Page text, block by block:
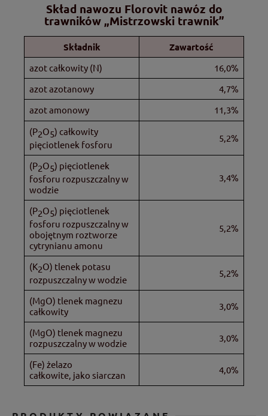
Skład nawozu Florovit nawóz do
trawników „Mistrzowski trawnik”
Składnik Zawartość
azot całkowity (N)
16,0%
azot azotanowy
4,7%
azot amonowy
11,3%
(P2O5) całkowity
pięciotlenek fosforu
5,2%
(P2O5) pięciotlenek
fosforu rozpuszczalny w
wodzie
3,4%
(P2O5) pięciotlenek
fosforu rozpuszczalny w
obojętnym roztworze
cytrynianu amonu
5,2%
(K2O) tlenek potasu
rozpuszczalny w wodzie
5,2%
(MgO) tlenek magnezu
całkowity
3,0%
(MgO) tlenek magnezu
rozpuszczalny w wodzie
3,0%
(Fe) żelazo
całkowite, jako siarczan
4,0%